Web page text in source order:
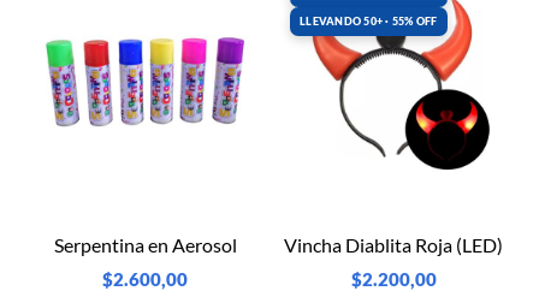
Serpentina en Aerosol
$2.600,00
LLEVANDO 50+ · 55% OFF
Vincha Diablita Roja (LED)
$2.200,00